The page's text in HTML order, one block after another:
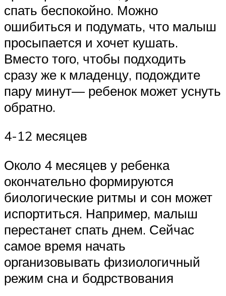
спать беспокойно. Можно
ошибиться и подумать, что малыш
просыпается и хочет кушать.
Вместо того, чтобы подходить
сразу же к младенцу, подождите
пару минут— ребенок может уснуть
обратно.
4-12 месяцев
Около 4 месяцев у ребенка
окончательно формируются
биологические ритмы и сон может
испортиться. Например, малыш
перестанет спать днем. Сейчас
самое время начать
организовывать физиологичный
режим сна и бодрствования